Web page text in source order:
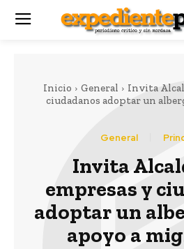
Inicio General
Invita
ciudadanos adoptar un
General
Invita
empresas y
adoptar un
apoyo a